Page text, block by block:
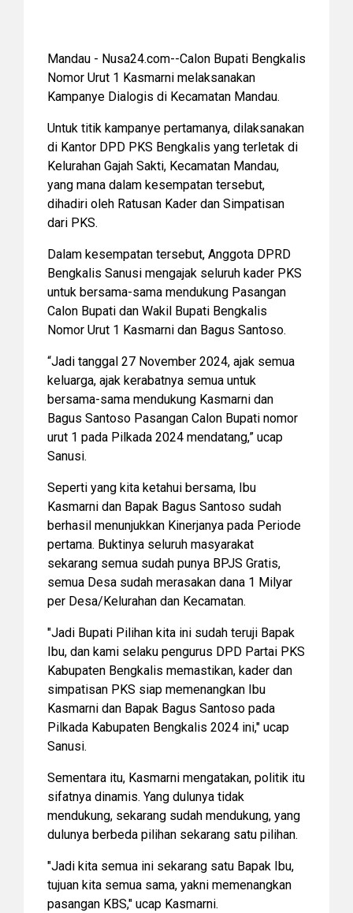
Mandau - Nusa24.com--Calon Bupati Bengkalis
Nomor Urut 1 Kasmarni melaksanakan
Kampanye Dialogis di Kecamatan Mandau.
Untuk titik kampanye pertamanya, dilaksanakan
di Kantor DPD PKS Bengkalis yang terletak di
Kelurahan Gajah Sakti, Kecamatan Mandau,
yang mana dalam kesempatan tersebut,
dihadiri oleh Ratusan Kader dan Simpatisan
dari PKS.
Dalam kesempatan tersebut, Anggota DPRD
Bengkalis Sanusi mengajak seluruh kader PKS
untuk bersama-sama mendukung Pasangan
Calon Bupati dan Wakil Bupati Bengkalis
Nomor Urut 1 Kasmarni dan Bagus Santoso.
“Jadi tanggal 27 November 2024, ajak semua
keluarga, ajak kerabatnya semua untuk
bersama-sama mendukung Kasmarni dan
Bagus Santoso Pasangan Calon Bupati nomor
urut 1 pada Pilkada 2024 mendatang,” ucap
Sanusi.
Seperti yang kita ketahui bersama, Ibu
Kasmarni dan Bapak Bagus Santoso sudah
berhasil menunjukkan Kinerjanya pada Periode
pertama. Buktinya seluruh masyarakat
sekarang semua sudah punya BPJS Gratis,
semua Desa sudah merasakan dana 1 Milyar
per Desa/Kelurahan dan Kecamatan.
"Jadi Bupati Pilihan kita ini sudah teruji Bapak
Ibu, dan kami selaku pengurus DPD Partai PKS
Kabupaten Bengkalis memastikan, kader dan
simpatisan PKS siap memenangkan Ibu
Kasmarni dan Bapak Bagus Santoso pada
Pilkada Kabupaten Bengkalis 2024 ini," ucap
Sanusi.
Sementara itu, Kasmarni mengatakan, politik itu
sifatnya dinamis. Yang dulunya tidak
mendukung, sekarang sudah mendukung, yang
dulunya berbeda pilihan sekarang satu pilihan.
"Jadi kita semua ini sekarang satu Bapak Ibu,
tujuan kita semua sama, yakni memenangkan
pasangan KBS," ucap Kasmarni.